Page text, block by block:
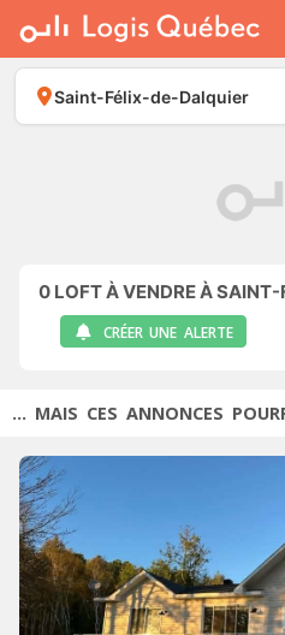
À LOUER
À VENDRE
PLACER UNE ANNONCE
Saint-Félix-de-Dalquier
0 LOFT À VENDRE À
CRÉER UNE ALERTE
... MAIS CES ANNONCES